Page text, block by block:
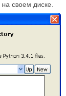
своем диске.